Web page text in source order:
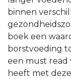
binnen
boek een
borstvoeding
een must read
heeft met